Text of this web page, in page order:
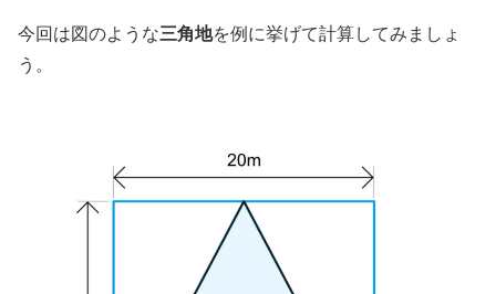
今回は図のような三角地を例に挙げて計算してみましょ
う。